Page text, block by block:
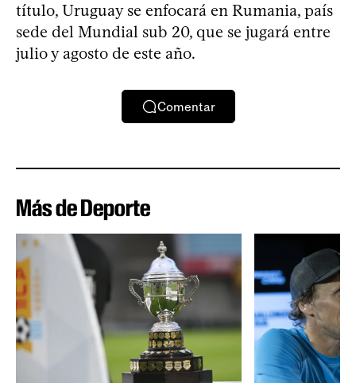
título, Uruguay se enfocará en Rumania, país
sede del Mundial sub 20, que se jugará entre
julio y agosto de este año.
Comentar
Más de Deporte